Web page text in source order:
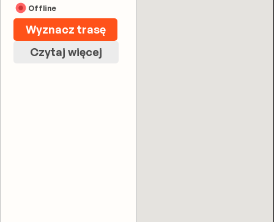
Offline
Wyznacz trasę
Czytaj więcej